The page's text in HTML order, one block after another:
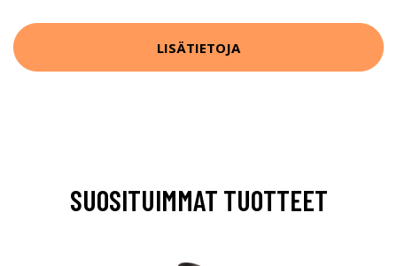
LISÄTIETOJA
SUOSITUIMMAT TUOTTEET